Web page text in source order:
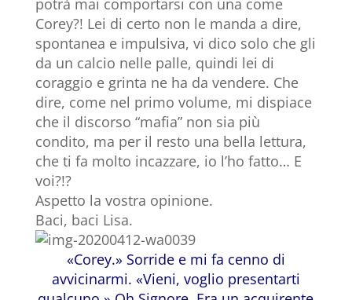
Corey?! Lei di certo non le manda a dire,
spontanea e impulsiva, vi dico solo che gli
da un calcio nelle palle, quindi lei di
coraggio e grinta ne ha da vendere. Che
dire, come nel primo volume, mi dispiace
che il discorso “mafia” non sia più
condito, ma per il resto una bella lettura,
che ti fa molto incazzare, io l’ho fatto… E
voi?!?
Aspetto la vostra opinione.
Baci, baci Lisa.
«Corey.» Sorride e mi fa cenno di
avvicinarmi. «Vieni, voglio presentarti